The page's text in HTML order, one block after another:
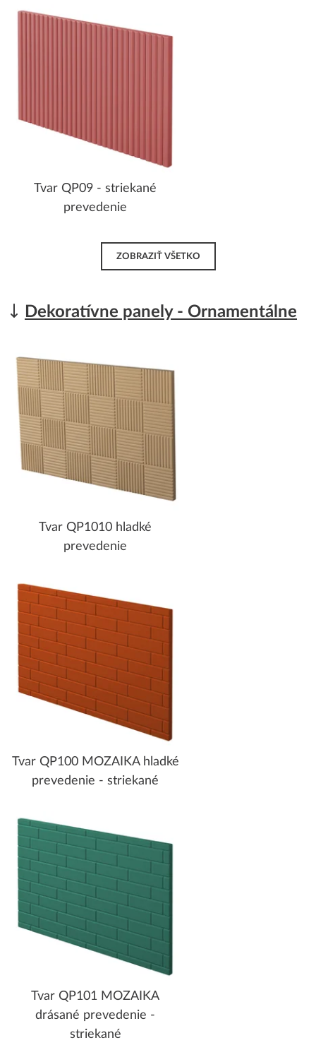
Tvar QP09 - striekané
prevedenie
ZOBRAZIŤ VŠETKO
Dekoratívne panely - Ornamentálne
Tvar QP1010 hladké
prevedenie
Tvar QP100 MOZAIKA hladké
prevedenie - striekané
Tvar QP101 MOZAIKA
drásané prevedenie -
striekané